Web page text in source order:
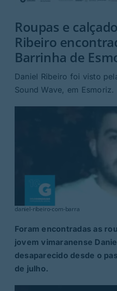
Opinião
Região
Rubricas
Roupas e
Ribeiro
Barrinha de
Daniel Ribeiro foi visto
Sound Wave, em Esmoriz.
daniel-ribeiro-com-barra
Foram encontradas as
jovem vimaranense
desaparecido desde o
de julho.